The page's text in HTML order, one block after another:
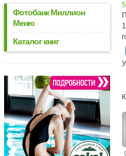
Фотобанк Миллион
Меню
Каталог книг
5